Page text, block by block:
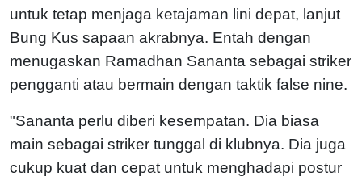
untuk tetap menjaga ketajaman lini depat, lanjut
Bung Kus sapaan akrabnya. Entah dengan
menugaskan Ramadhan Sananta sebagai striker
pengganti atau bermain dengan taktik false nine.
"Sananta perlu diberi kesempatan. Dia biasa
main sebagai striker tunggal di klubnya. Dia juga
cukup kuat dan cepat untuk menghadapi postur